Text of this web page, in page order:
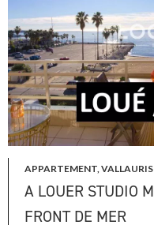
APPARTEMENT, VALLAURIS
A LOUER STUDIO
FRONT DE MER